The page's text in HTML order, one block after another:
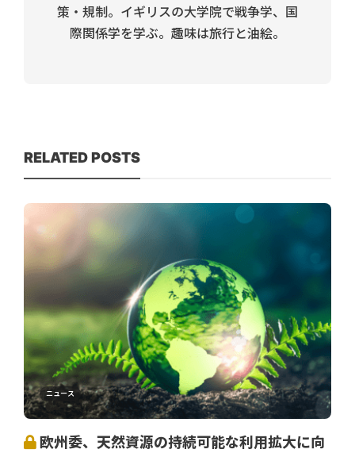
策・規制。イギリスの大学院で戦争学、国
際関係学を学ぶ。趣味は旅行と油絵。
RELATED POSTS
ニュース
欧州委、天然資源の持続可能な利用拡大に向